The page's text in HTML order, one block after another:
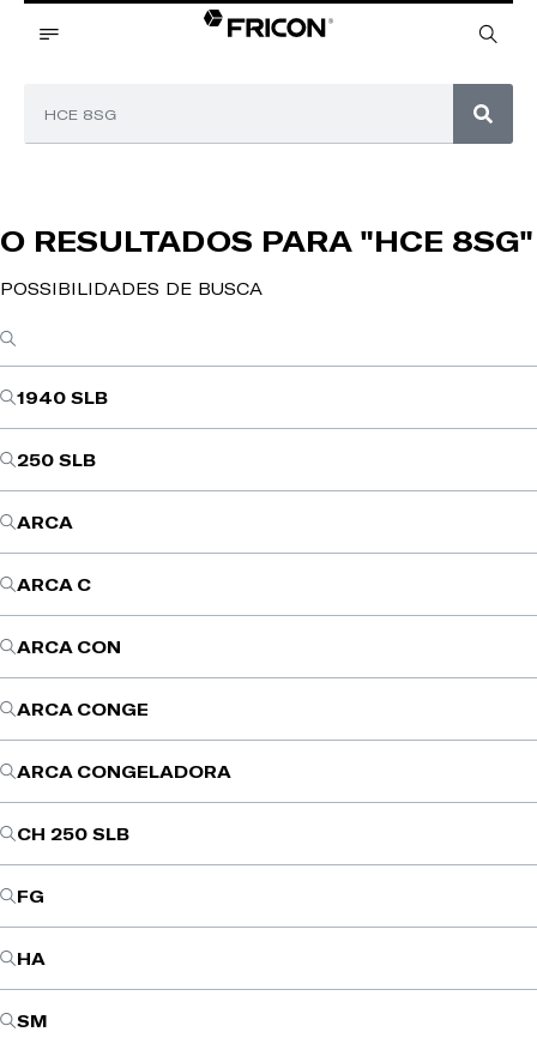
O RESULTADOS PARA "HCE 8SG"
POSSIBILIDADES DE BUSCA
1940 SLB
250 SLB
ARCA
ARCA C
ARCA CON
ARCA CONGE
ARCA CONGELADORA
CH 250 SLB
FG
HA
SM